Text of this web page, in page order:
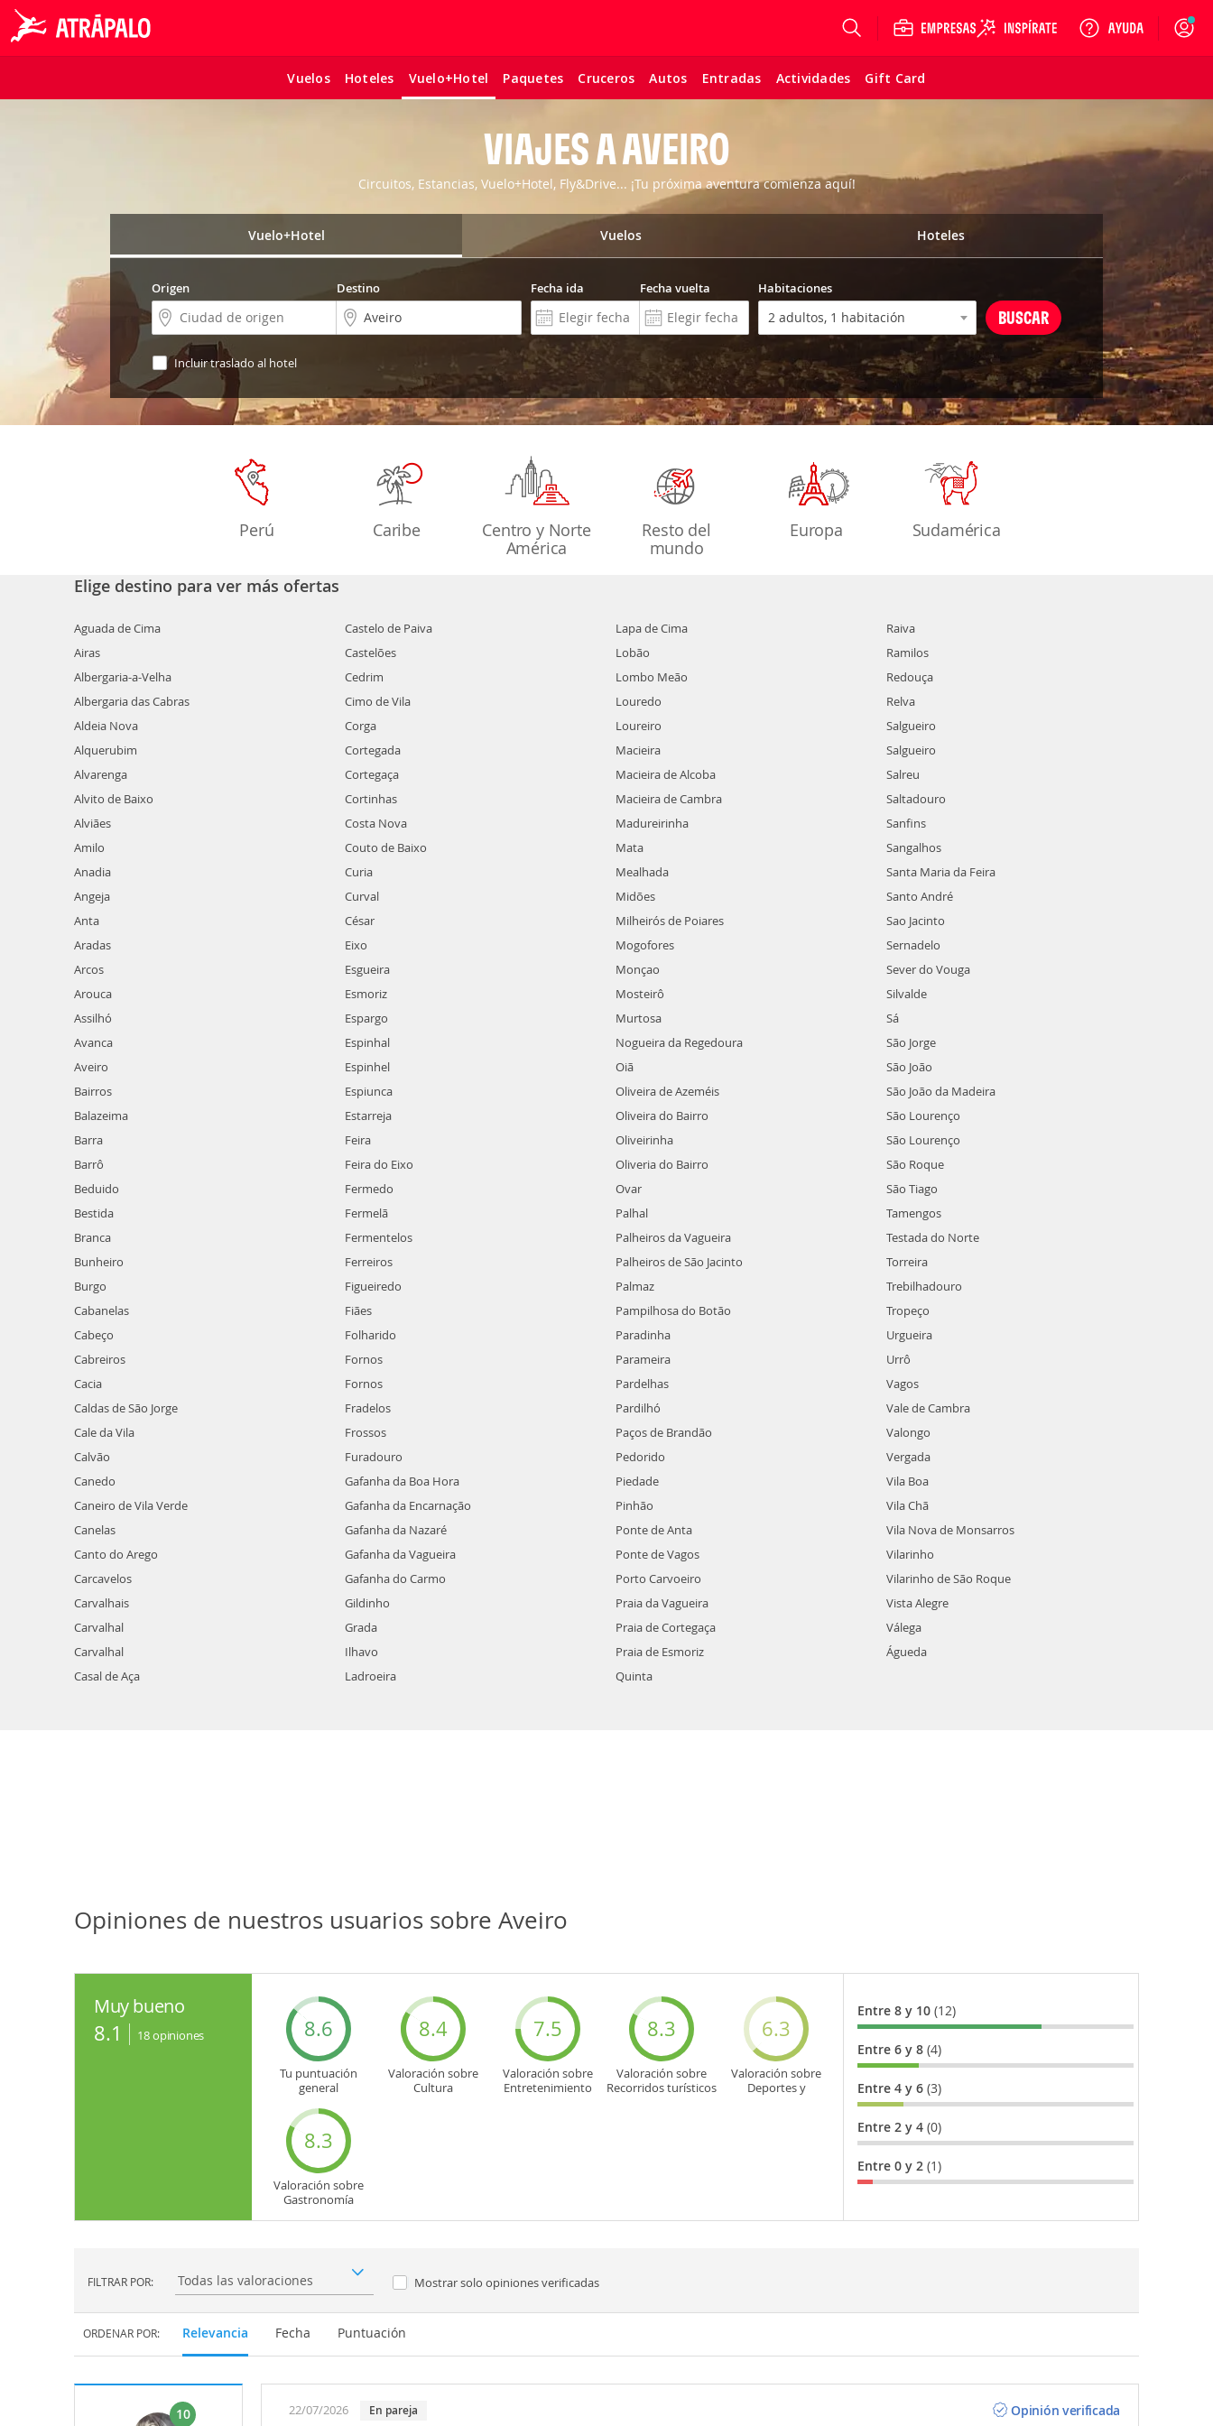
Vuelos Hoteles Vuelo+Hotel Paquetes Cruceros Autos Entradas Actividades Gift Card
Login
VIAJES A AVEIRO
Circuitos, Estancias, Vuelo+Hotel, Fly&Drive... ¡Tu próxima aventura comienza aquí!
Vuelo+Hotel Vuelos Hoteles
Origen Destino Fecha ida Fecha vuelta Habitaciones
Incluir traslado al hotel
Perú Caribe
Centro y Norte
América
Resto del
mundo
Europa Sudamérica
Elige destino para ver más ofertas
Aguada de Cima
Airas
Albergaria-a-Velha
Albergaria das Cabras
Aldeia Nova
Alquerubim
Alvarenga
Alvito de Baixo
Alviães
Amilo
Anadia
Angeja
Anta
Aradas
Arcos
Arouca
Assilhó
Avanca
Aveiro
Bairros
Balazeima
Barra
Barrô
Beduido
Bestida
Branca
Bunheiro
Burgo
Cabanelas
Cabeço
Cabreiros
Cacia
Caldas de São Jorge
Cale da Vila
Calvão
Canedo
Caneiro de Vila Verde
Canelas
Canto do Arego
Carcavelos
Carvalhais
Carvalhal
Carvalhal
Casal de Aça
Castelo de Paiva
Castelões
Cedrim
Cimo de Vila
Corga
Cortegada
Cortegaça
Cortinhas
Costa Nova
Couto de Baixo
Curia
Curval
César
Eixo
Esgueira
Esmoriz
Espargo
Espinhal
Espinhel
Espiunca
Estarreja
Feira
Feira do Eixo
Fermedo
Fermelã
Fermentelos
Ferreiros
Figueiredo
Fiães
Folharido
Fornos
Fornos
Fradelos
Frossos
Furadouro
Gafanha da Boa Hora
Gafanha da Encarnação
Gafanha da Nazaré
Gafanha da Vagueira
Gafanha do Carmo
Gildinho
Grada
Ilhavo
Ladroeira
Lapa de Cima
Lobão
Lombo Meão
Louredo
Loureiro
Macieira
Macieira de Alcoba
Macieira de Cambra
Madureirinha
Mata
Mealhada
Midões
Milheirós de Poiares
Mogofores
Monçao
Mosteirô
Murtosa
Nogueira da Regedoura
Oiã
Oliveira de Azeméis
Oliveira do Bairro
Oliveirinha
Oliveria do Bairro
Ovar
Palhal
Palheiros da Vagueira
Palheiros de São Jacinto
Palmaz
Pampilhosa do Botão
Paradinha
Parameira
Pardelhas
Pardilhó
Paços de Brandão
Pedorido
Piedade
Pinhão
Ponte de Anta
Ponte de Vagos
Porto Carvoeiro
Praia da Vagueira
Praia de Cortegaça
Praia de Esmoriz
Quinta
Raiva
Ramilos
Redouça
Relva
Salgueiro
Salgueiro
Salreu
Saltadouro
Sanfins
Sangalhos
Santa Maria da Feira
Santo André
Sao Jacinto
Sernadelo
Sever do Vouga
Silvalde
Sá
São Jorge
São João
São João da Madeira
São Lourenço
São Lourenço
São Roque
São Tiago
Tamengos
Testada do Norte
Torreira
Trebilhadouro
Tropeço
Urgueira
Urrô
Vagos
Vale de Cambra
Valongo
Vergada
Vila Boa
Vila Chã
Vila Nova de Monsarros
Vilarinho
Vilarinho de São Roque
Vista Alegre
Válega
Águeda
Opiniones de nuestros usuarios sobre Aveiro
Muy bueno
8.1 18opiniones 8.6
Tu puntuación
general
8.4
Valoración sobre
Cultura
7.5
Valoración sobre
Entretenimiento
8.3
Valoración sobre
Recorridos turísticos
6.3
Valoración sobre
Deportes y
8.3
Valoración sobre
Gastronomía
Entre 8 y 10 (12)
Entre 6 y 8 (4)
Entre 4 y 6 (3)
Entre 2 y 4 (0)
Entre 0 y 2 (1)
FILTRAR POR: Filtrar por: Mostrar solo opiniones verificadas
ORDENAR POR: Relevancia Fecha Puntuación
10 22/07/2026 En pareja Opinión verificada